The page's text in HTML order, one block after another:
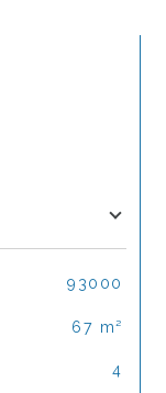
93000
67 m²
4